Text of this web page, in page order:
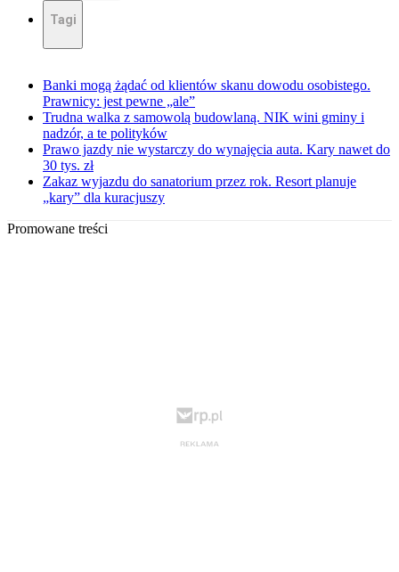
Tagi
Banki mogą żądać od klientów skanu dowodu osobistego.
Prawnicy: jest pewne „ale”
Trudna walka z samowolą budowlaną. NIK wini gminy i
nadzór, a te polityków
Prawo jazdy nie wystarczy do wynajęcia auta. Kary nawet do
30 tys. zł
Zakaz wyjazdu do sanatorium przez rok. Resort planuje
„kary” dla kuracjuszy
Promowane treści